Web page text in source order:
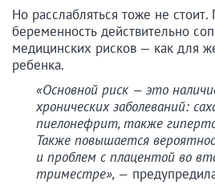
Но расслабляться тоже не стоит.
беременность действительно
медицинских рисков — как для
ребенка.
«Основной риск — это
хронических заболеваний:
пиелонефрит, также
Также повышается
и проблем с плацентой во
триместре», —